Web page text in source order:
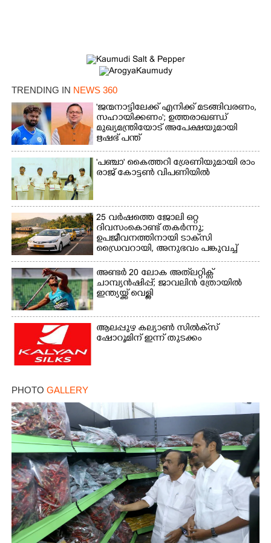
TRENDING IN NEWS 360
'ജന്മനാട്ടിലേക്ക് എനിക്ക് മടങ്ങിവരണം,
സഹായിക്കണം'; ഉത്തരാഖണ്ഡ്
മുഖ്യമന്ത്രിയോട് അപേക്ഷയുമായി
ഋഷഭ് പന്ത്
'​പ​ഞ്ചാ​'​ ​കൈ​ത്ത​റി​ ​ശ്രേ​ണി​യു​മാ​യി​ ​രാം​
രാ​ജ് ​കോ​ട്ടൺ വിപണിയിൽ
25 വർഷത്തെ ജോലി ഒറ്റ
ദിവസംകൊണ്ട് തകർന്നു;
ഉപജീവനത്തിനായി ടാക്‌സി
ഡ്രൈവറായി,​ അനുഭവം പങ്കുവച്ച്
യുവതി
അണ്ടർ 20 ലോക അത്‌ലറ്റിക്സ്
ചാമ്പ്യൻഷിപ്പ്; ജാവലിൻ ത്രോയിൽ
ഇന്ത്യയ്ക്ക് വെള്ളി
ആലപ്പുഴ കല്യാൺ സിൽക്‌സ്
ഷോറൂമിന് ഇന്ന് തുടക്കം
PHOTO GALLERY